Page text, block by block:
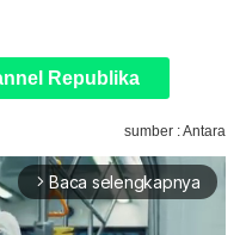
Republika
sumber : Antara
arrow_forward_ios Baca selengkapnya